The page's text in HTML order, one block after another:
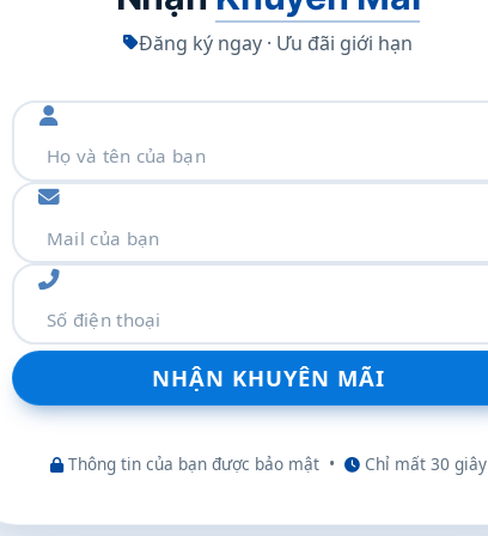
Đăng ký ngay · Ưu đãi giới hạn
Thông tin của bạn được bảo mật • Chỉ mất 30 giây
5.2 Wireless Card
vPro
thêm